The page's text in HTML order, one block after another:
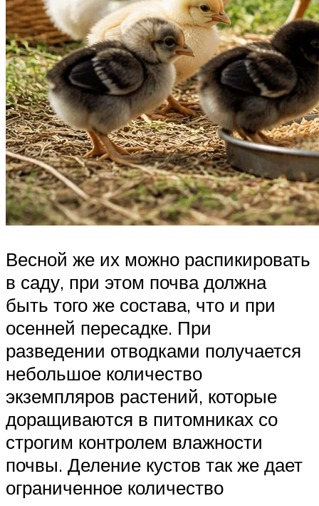
Весной же их можно распикировать
в саду, при этом почва должна
быть того же состава, что и при
осенней пересадке. При
разведении отводками получается
небольшое количество
экземпляров растений, которые
доращиваются в питомниках со
строгим контролем влажности
почвы. Деление кустов так же дает
ограниченное количество